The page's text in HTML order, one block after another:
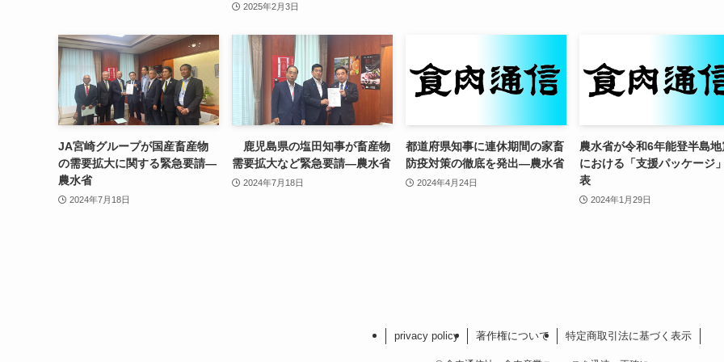
2025年2月3日
JA宮崎グループが国産畜産物
の需要拡大に関する緊急要請—
農水省
2024年7月18日
鹿児島県の塩田知事が畜産物
需要拡大など緊急要請—農水省
2024年7月18日
都道府県知事に連休期間の家畜
防疫対策の徹底を発出—農水省
2024年4月24日
農水省が令和6年能登半島地
における「支援パッケージ
表
2024年1月29日
privacy policy 著作権について 特定商取引法に基づく表示